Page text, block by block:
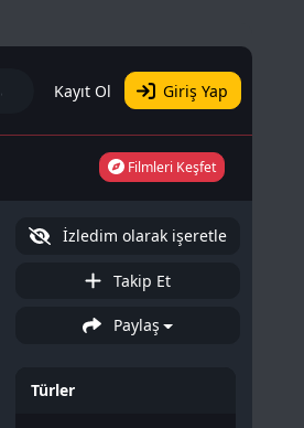
Kayıt Ol Giriş Yap
Filmleri Keşfet
İzledim olarak işeretle
Takip Et
Paylaş
Türler